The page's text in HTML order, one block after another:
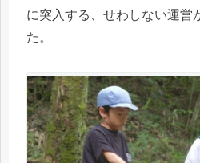
に突入する、せわしない運営
た。